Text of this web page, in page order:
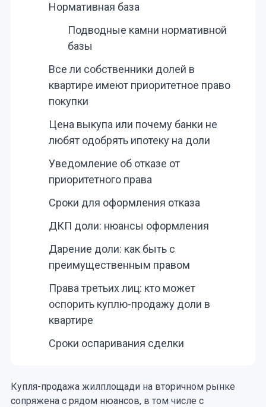
Нормативная база
Подводные камни нормативной
базы
Все ли собственники долей в
квартире имеют приоритетное право
покупки
Цена выкупа или почему банки не
любят одобрять ипотеку на доли
Уведомление об отказе от
приоритетного права
Сроки для оформления отказа
ДКП доли: нюансы оформления
Дарение доли: как быть с
преимущественным правом
Права третьих лиц: кто может
оспорить куплю-продажу доли в
квартире
Сроки оспаривания сделки
Купля-продажа жилплощади на вторичном рынке
сопряжена с рядом нюансов, в том числе с